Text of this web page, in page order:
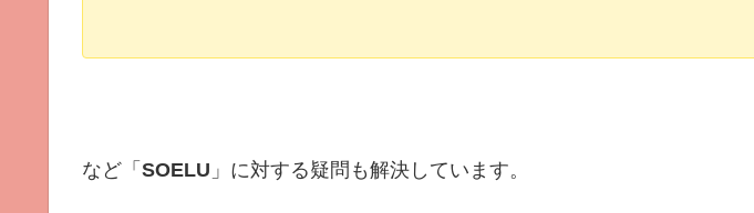
など「 SOELU 」に対する疑問も解決しています。